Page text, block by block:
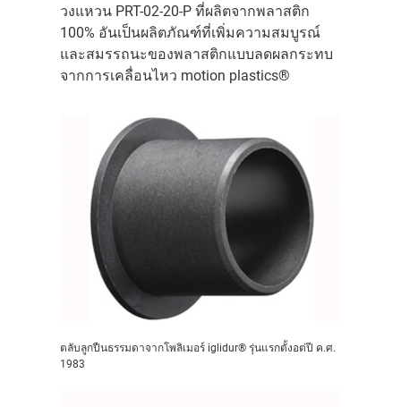
วงแหวน PRT-02-20-P ที่ผลิตจากพลาสติก
100% อันเป็นผลิตภัณฑ์ที่เพิ่มความสมบูรณ์
และสมรรถนะของพลาสติกแบบลดผลกระทบ
จากการเคลื่อนไหว motion plastics®
ตลับลูกปืนธรรมดาจากโพลิเมอร์ iglidur® รุ่นแรกตั้งอต่ปี ค.ศ.
1983